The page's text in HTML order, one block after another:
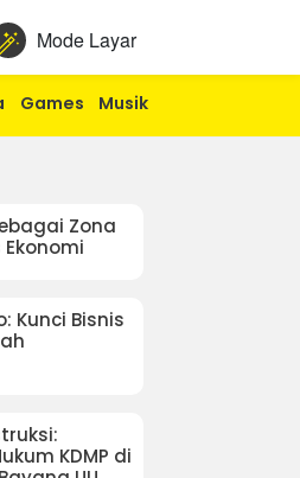
Mode Layar
Games Musik
Zona
Kunci Bisnis
KDMP di